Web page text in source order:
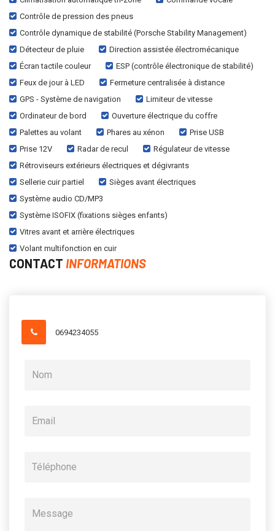
Contrôle de pression des pneus
Contrôle dynamique de stabilité (Porsche Stability Management)
Détecteur de pluie
Direction assistée électromécanique
Écran tactile couleur
ESP (contrôle électronique de stabilité)
Feux de jour à LED
Fermeture centralisée à distance
GPS - Système de navigation
Limiteur de vitesse
Ordinateur de bord
Ouverture électrique du coffre
Palettes au volant
Phares au xénon
Prise USB
Prise 12V
Radar de recul
Régulateur de vitesse
Rétroviseurs extérieurs électriques et dégivrants
Sellerie cuir partiel
Sièges avant électriques
Système audio CD/MP3
Système ISOFIX (fixations sièges enfants)
Vitres avant et arrière électriques
Volant multifonction en cuir
CONTACT INFORMATIONS
0694234055